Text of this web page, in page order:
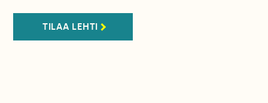
TILAA LEHTI